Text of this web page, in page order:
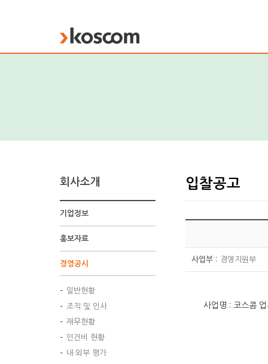
KOSCOM
회사소개
기업정보
홍보자료
경영공시
일반현황
조직 및 인사
재무현황
인건비 현황
내·외부 평가
입찰공고
입
사업부 :
경영지원부
사업명 : 코스콤